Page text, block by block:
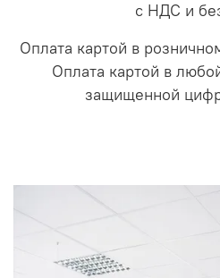
с НДС и
Оплата картой в
Оплата картой в
защищенной